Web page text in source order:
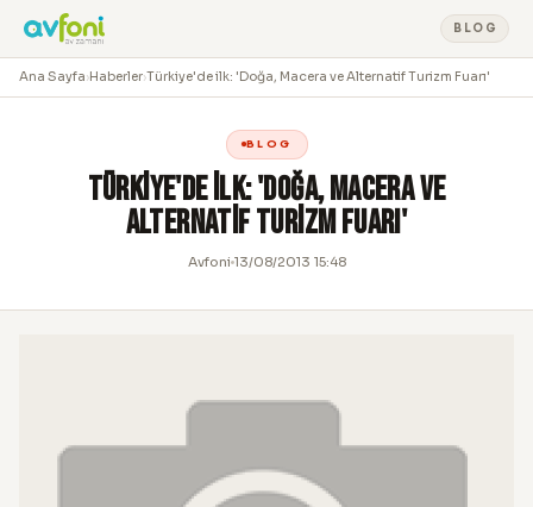
BLOG
Ana Sayfa›Haberler›Türkiye'de ilk: 'Doğa, Macera ve Alternatif Turizm Fuarı'
BLOG
Türkiye'de ilk: 'Doğa, Macera ve
Alternatif Turizm Fuarı'
Avfoni 13/08/2013 15:48